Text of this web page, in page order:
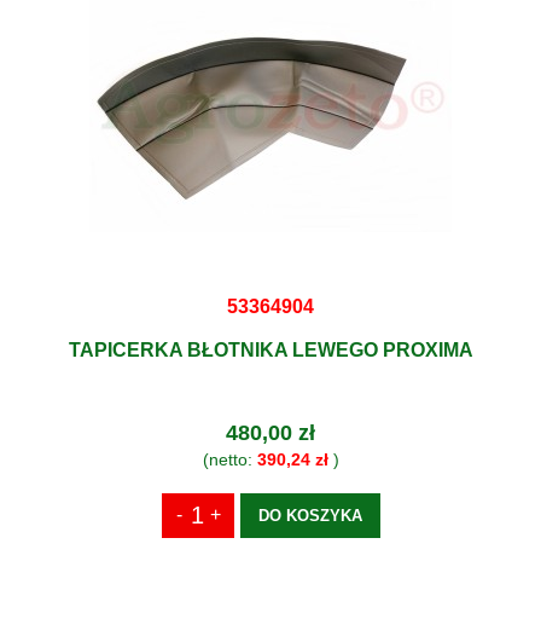
53364904
TAPICERKA BŁOTNIKA LEWEGO PROXIMA
480,00 zł
(netto: 390,24 zł)
DO KOSZYKA